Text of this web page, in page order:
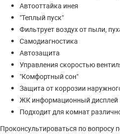
ЧИТАТЬ ДАЛЬШЕ
Автооттайка инея
"Теплый пуск"
Фильтрует воздух от пыли,
Самодиагностика
Автозащита
Управления скоростью
"Комфортный сон"
Защита от коррозии
ЖК информационный дисплей
Подходит для комнат
Проконсультироваться по вопросу